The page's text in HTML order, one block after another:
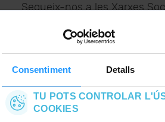
Consentiment Detalls
TU POTS CONTROLAR
COOKIES
Segueix-nos a les Xarxes
lo últim el